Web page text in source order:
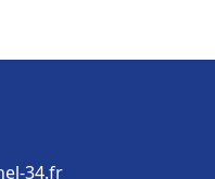
34.fr